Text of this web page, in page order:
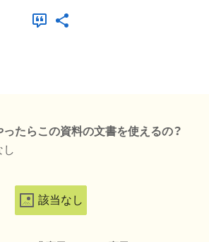
ったらこの資料の文書を使えるの？
し
該当なし